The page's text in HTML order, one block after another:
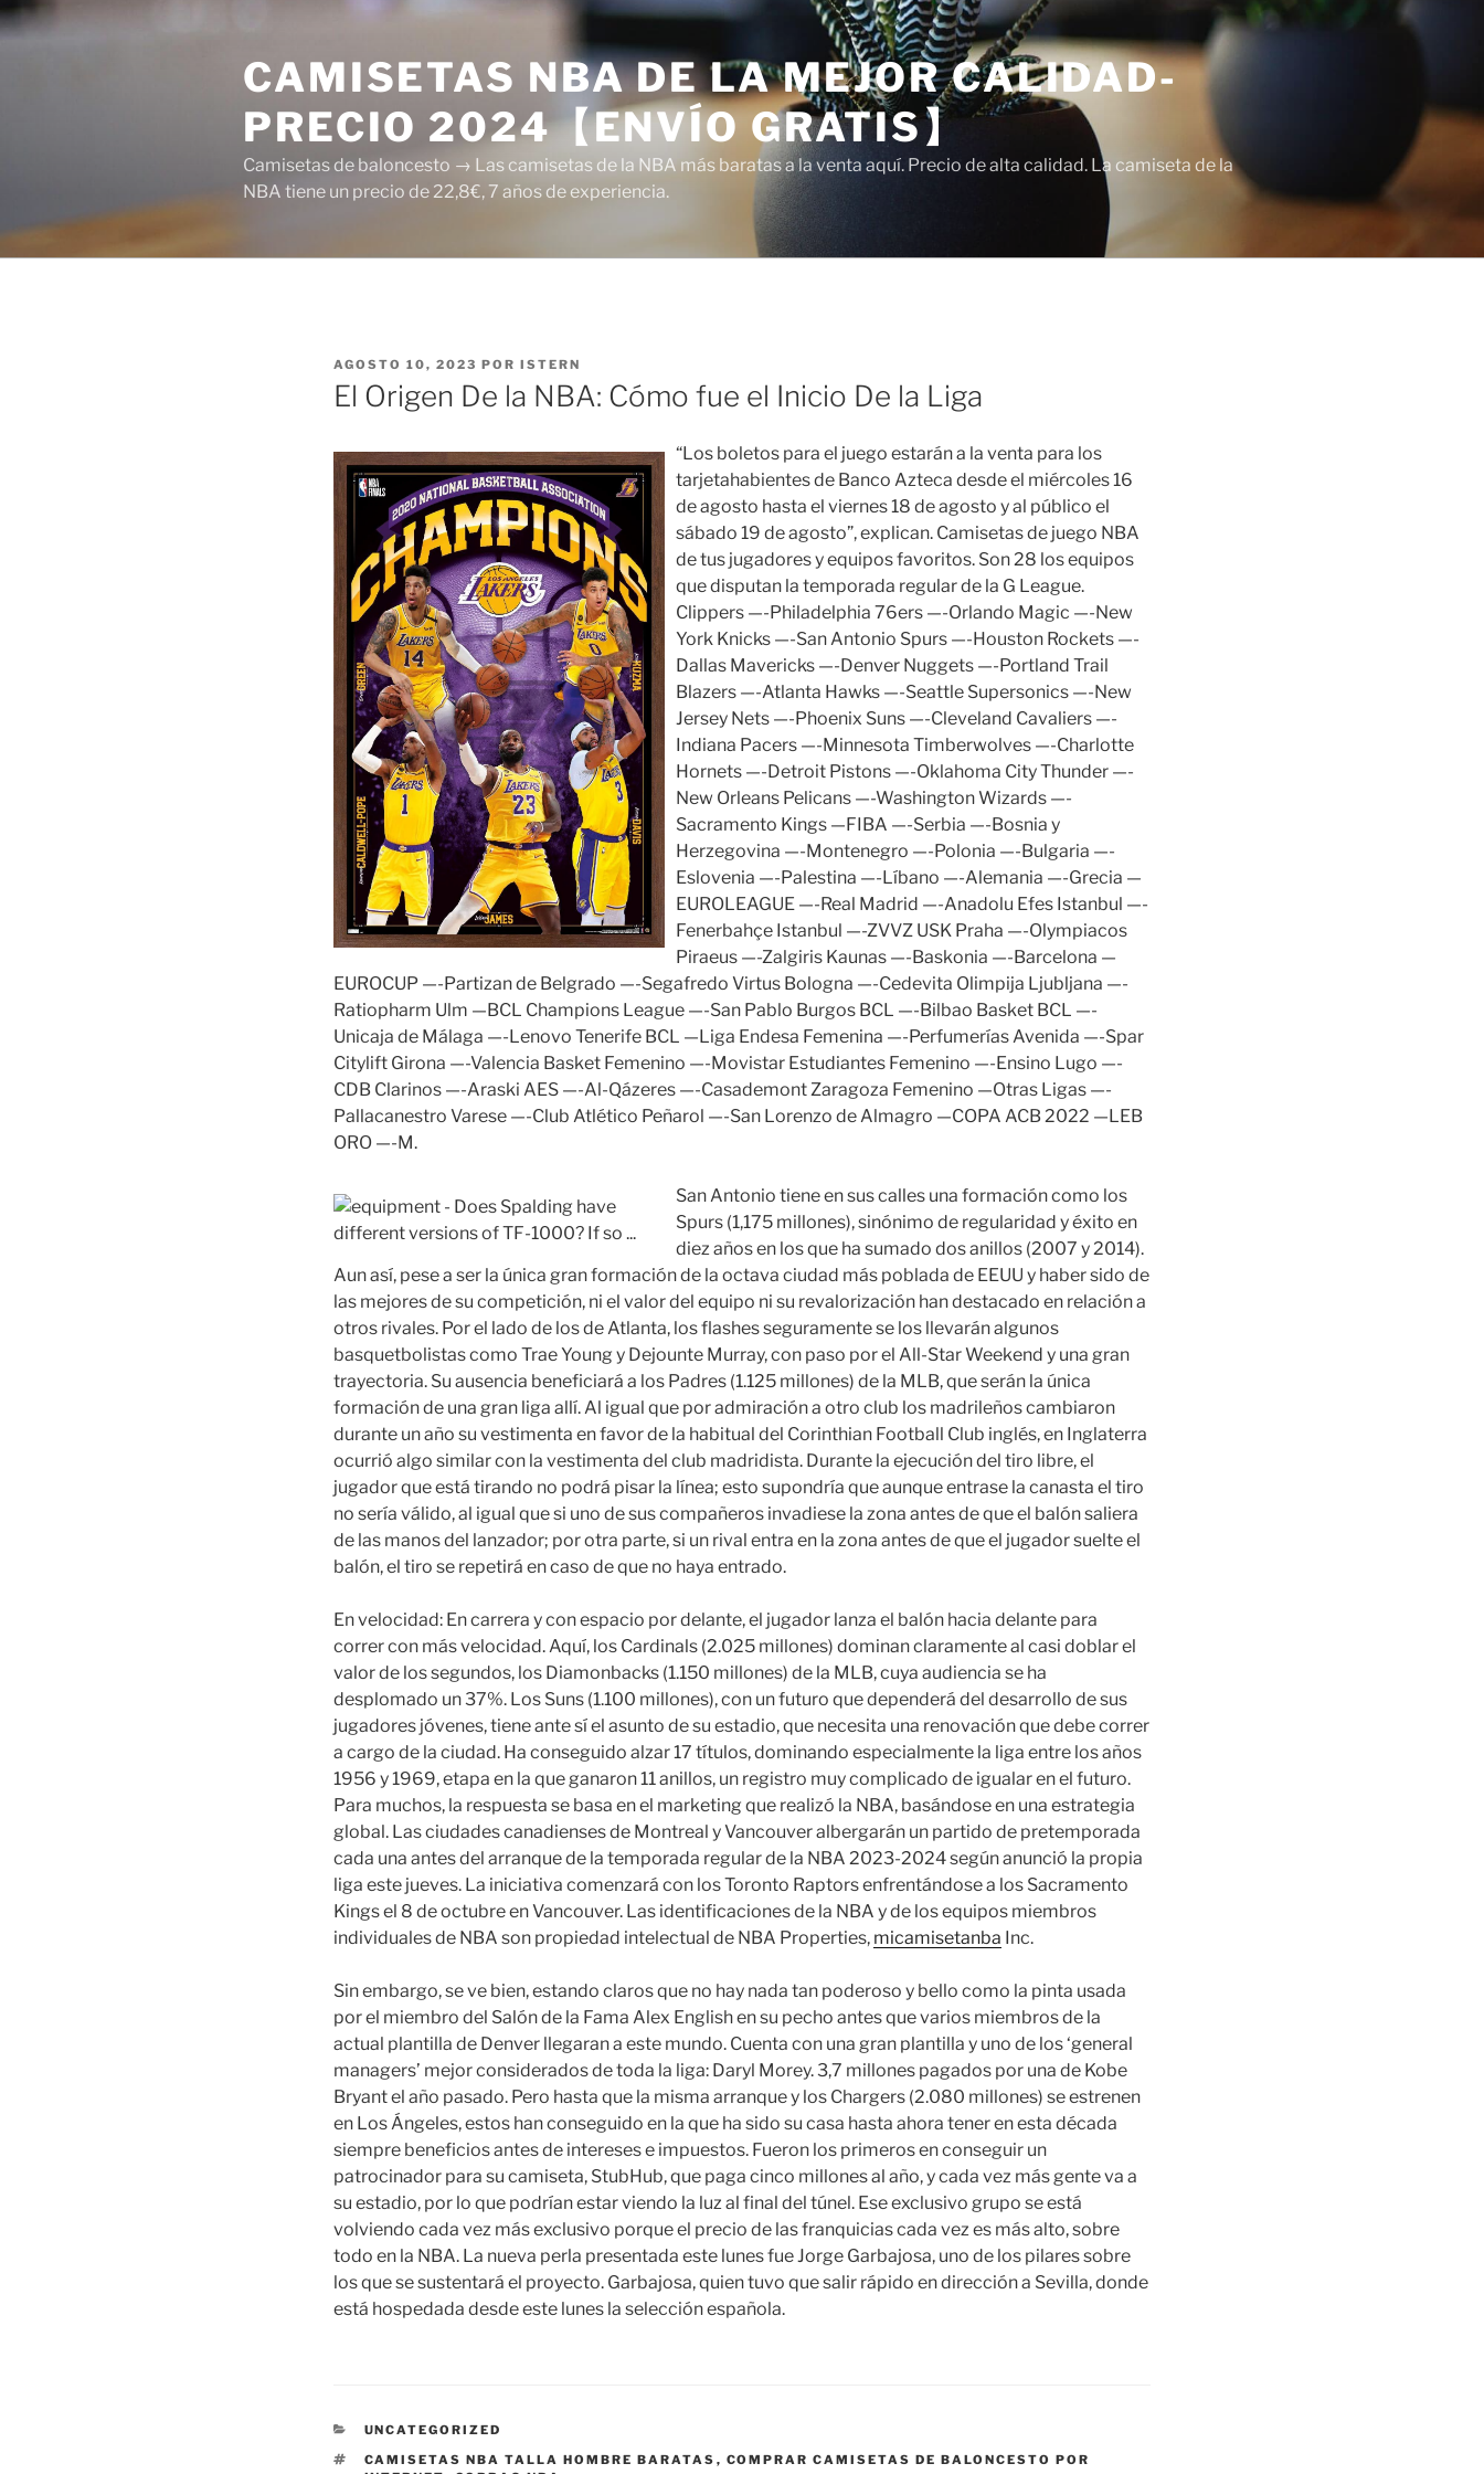
Saltar
al
CAMISETAS NBA DE LA MEJOR CALIDAD-
PRECIO 2024【ENVÍO GRATIS】
Camisetas de baloncesto → Las camisetas de la NBA más baratas a la venta aquí. Precio de alta calidad. La camiseta de la
NBA tiene un precio de 22,8€, 7 años de experiencia.
PUBLICADO
EL
AGOSTO 10, 2023 POR ISTERN
El Origen De la NBA: Cómo fue el Inicio De la Liga
“Los boletos para el juego estarán a la venta para los
tarjetahabientes de Banco Azteca desde el miércoles 16
de agosto hasta el viernes 18 de agosto y al público el
sábado 19 de agosto”, explican. Camisetas de juego NBA
de tus jugadores y equipos favoritos. Son 28 los equipos
que disputan la temporada regular de la G League.
Clippers —-Philadelphia 76ers —-Orlando Magic —-New
York Knicks —-San Antonio Spurs —-Houston Rockets —-
Dallas Mavericks —-Denver Nuggets —-Portland Trail
Blazers —-Atlanta Hawks —-Seattle Supersonics —-New
Jersey Nets —-Phoenix Suns —-Cleveland Cavaliers —-
Indiana Pacers —-Minnesota Timberwolves —-Charlotte
Hornets —-Detroit Pistons —-Oklahoma City Thunder —-
New Orleans Pelicans —-Washington Wizards —-
Sacramento Kings —FIBA —-Serbia —-Bosnia y
Herzegovina —-Montenegro —-Polonia —-Bulgaria —-
Eslovenia —-Palestina —-Líbano —-Alemania —-Grecia —
EUROLEAGUE —-Real Madrid —-Anadolu Efes Istanbul —-
Fenerbahçe Istanbul —-ZVVZ USK Praha —-Olympiacos
Piraeus —-Zalgiris Kaunas —-Baskonia —-Barcelona —
EUROCUP —-Partizan de Belgrado —-Segafredo Virtus Bologna —-Cedevita Olimpija Ljubljana —-
Ratiopharm Ulm —BCL Champions League —-San Pablo Burgos BCL —-Bilbao Basket BCL —-
Unicaja de Málaga —-Lenovo Tenerife BCL —Liga Endesa Femenina —-Perfumerías Avenida —-Spar
Citylift Girona —-Valencia Basket Femenino —-Movistar Estudiantes Femenino —-Ensino Lugo —-
CDB Clarinos —-Araski AES —-Al-Qázeres —-Casademont Zaragoza Femenino —Otras Ligas —-
Pallacanestro Varese —-Club Atlético Peñarol —-San Lorenzo de Almagro —COPA ACB 2022 —LEB
ORO —-M.
San Antonio tiene en sus calles una formación como los
Spurs (1,175 millones), sinónimo de regularidad y éxito en
diez años en los que ha sumado dos anillos (2007 y 2014).
Aun así, pese a ser la única gran formación de la octava ciudad más poblada de EEUU y haber sido de
las mejores de su competición, ni el valor del equipo ni su revalorización han destacado en relación a
otros rivales. Por el lado de los de Atlanta, los flashes seguramente se los llevarán algunos
basquetbolistas como Trae Young y Dejounte Murray, con paso por el All-Star Weekend y una gran
trayectoria. Su ausencia beneficiará a los Padres (1.125 millones) de la MLB, que serán la única
formación de una gran liga allí. Al igual que por admiración a otro club los madrileños cambiaron
durante un año su vestimenta en favor de la habitual del Corinthian Football Club inglés, en Inglaterra
ocurrió algo similar con la vestimenta del club madridista. Durante la ejecución del tiro libre, el
jugador que está tirando no podrá pisar la línea; esto supondría que aunque entrase la canasta el tiro
no sería válido, al igual que si uno de sus compañeros invadiese la zona antes de que el balón saliera
de las manos del lanzador; por otra parte, si un rival entra en la zona antes de que el jugador suelte el
balón, el tiro se repetirá en caso de que no haya entrado.
En velocidad: En carrera y con espacio por delante, el jugador lanza el balón hacia delante para
correr con más velocidad. Aquí, los Cardinals (2.025 millones) dominan claramente al casi doblar el
valor de los segundos, los Diamonbacks (1.150 millones) de la MLB, cuya audiencia se ha
desplomado un 37%. Los Suns (1.100 millones), con un futuro que dependerá del desarrollo de sus
jugadores jóvenes, tiene ante sí el asunto de su estadio, que necesita una renovación que debe correr
a cargo de la ciudad. Ha conseguido alzar 17 títulos, dominando especialmente la liga entre los años
1956 y 1969, etapa en la que ganaron 11 anillos, un registro muy complicado de igualar en el futuro.
Para muchos, la respuesta se basa en el marketing que realizó la NBA, basándose en una estrategia
global. Las ciudades canadienses de Montreal y Vancouver albergarán un partido de pretemporada
cada una antes del arranque de la temporada regular de la NBA 2023-2024 según anunció la propia
liga este jueves. La iniciativa comenzará con los Toronto Raptors enfrentándose a los Sacramento
Kings el 8 de octubre en Vancouver. Las identificaciones de la NBA y de los equipos miembros
individuales de NBA son propiedad intelectual de NBA Properties, micamisetanba Inc.
Sin embargo, se ve bien, estando claros que no hay nada tan poderoso y bello como la pinta usada
por el miembro del Salón de la Fama Alex English en su pecho antes que varios miembros de la
actual plantilla de Denver llegaran a este mundo. Cuenta con una gran plantilla y uno de los ‘general
managers’ mejor considerados de toda la liga: Daryl Morey. 3,7 millones pagados por una de Kobe
Bryant el año pasado. Pero hasta que la misma arranque y los Chargers (2.080 millones) se estrenen
en Los Ángeles, estos han conseguido en la que ha sido su casa hasta ahora tener en esta década
siempre beneficios antes de intereses e impuestos. Fueron los primeros en conseguir un
patrocinador para su camiseta, StubHub, que paga cinco millones al año, y cada vez más gente va a
su estadio, por lo que podrían estar viendo la luz al final del túnel. Ese exclusivo grupo se está
volviendo cada vez más exclusivo porque el precio de las franquicias cada vez es más alto, sobre
todo en la NBA. La nueva perla presentada este lunes fue Jorge Garbajosa, uno de los pilares sobre
los que se sustentará el proyecto. Garbajosa, quien tuvo que salir rápido en dirección a Sevilla, donde
está hospedada desde este lunes la selección española.
CATEGORÍAS
UNCATEGORIZED
ETIQUETAS
CAMISETAS NBA TALLA HOMBRE BARATAS , COMPRAR CAMISETAS DE BALONCESTO POR